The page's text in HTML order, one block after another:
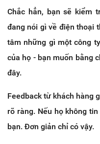
Chắc hẳn, bạn sẽ kiểm
đang nói gì về điện thoại
tâm những gì một công
của họ - bạn muốn bằng
đây.
Feedback từ khách hàng
rõ ràng. Nếu họ không
bạn. Đơn giản chỉ có vậy.